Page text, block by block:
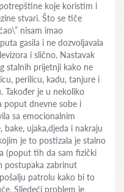
koje koristim i
stvari. Što se tiče
nisam imao
gasila i ne dozvoljavala
i slično. Nastavak
stalnih prijetnji kako ne
perilicu, kadu, tanjure i
Također je u nekoliko
poput dnevne sobe i
sa emocionalnim
ujaka,djeda i nakraju
je to postizala je stalno
(poput tih da sam fizički
postupaka zabrinut
patrolu kako bi to
Sljedeći problem je